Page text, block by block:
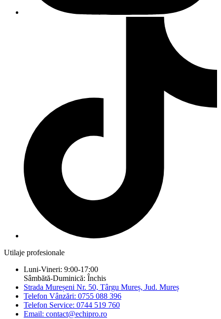
Utilaje profesionale
Luni-Vineri: 9:00-17:00
Sâmbătă-Duminică: Închis
Strada Mureșeni Nr. 50, Târgu Mureș, Jud. Mureș
Telefon Vânzări: 0755 088 396
Telefon Service: 0744 519 760
Email: contact@echipro.ro